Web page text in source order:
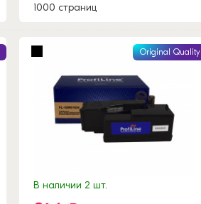
1000 страниц
Original Quality
В наличии 2 шт.